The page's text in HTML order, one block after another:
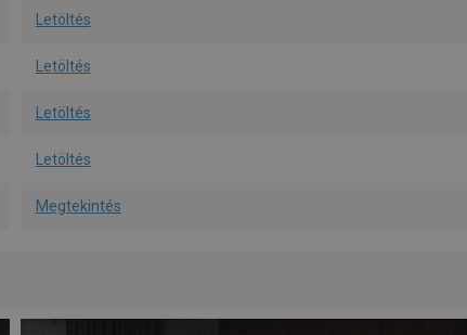
Letöltés
Letöltés
Letöltés
Letöltés
Megtekintés